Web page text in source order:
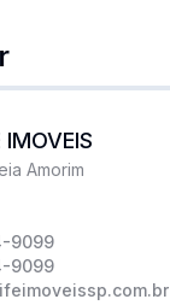
IMOVEIS
Amorim
9099
9099